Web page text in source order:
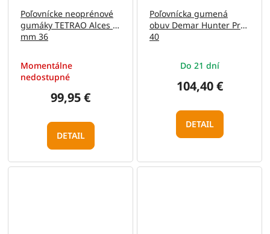
Poľovnícke neoprénové
gumáky TETRAO Alces 5
mm 36
Momentálne
nedostupné
99,95 €
DETAIL
Poľovnícka gumená
obuv Demar Hunter Pro
40
Do 21 dní
104,40 €
DETAIL